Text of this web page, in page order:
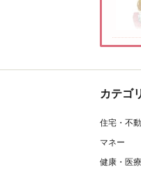
カテゴ
住宅・不
マネー
健康・医療